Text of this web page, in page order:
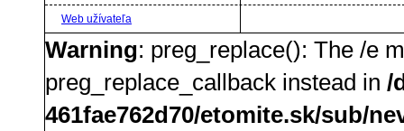
Web užívateľa
Warning: preg_replace(): The /e
preg_replace_callback instead in /
461fae762d70/etomite.sk/sub/